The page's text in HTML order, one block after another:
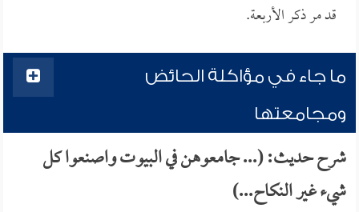
قد مر ذكر الأربعة.
ما جاء في مؤاكلة الحائض
ومجامعتها
شرح حديث: (... جامعوهن في البيوت واصنعوا كل
شيء غير النكاح...)